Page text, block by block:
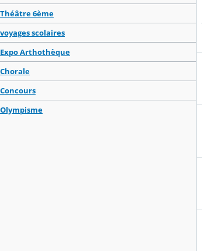
Théâtre 6ème
voyages scolaires
Expo Arthothèque
Chorale
Concours
Olympisme